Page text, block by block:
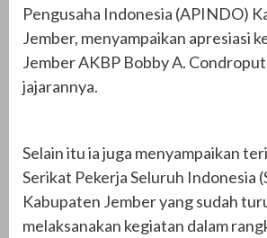
Pengusaha Indonesia (APINDO)
Jember, menyampaikan apresiasi
Jember AKBP Bobby A.
jajarannya.
Selain itu ia juga menyampaikan
Serikat Pekerja Seluruh Indonesia
Kabupaten Jember yang sudah
melaksanakan kegiatan dalam